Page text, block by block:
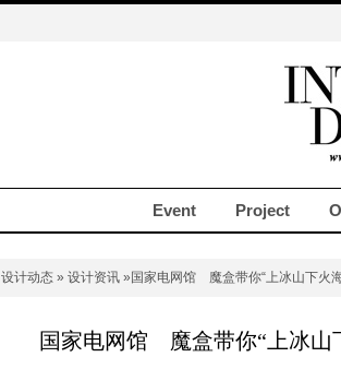
Event Project
设计动态 » 设计资讯 »国家电网馆 魔盒带你“上冰山下火
国家电网馆 魔盒带你“上冰山